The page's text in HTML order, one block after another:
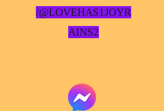
/@LOVEHAS1JOYR
AINS2